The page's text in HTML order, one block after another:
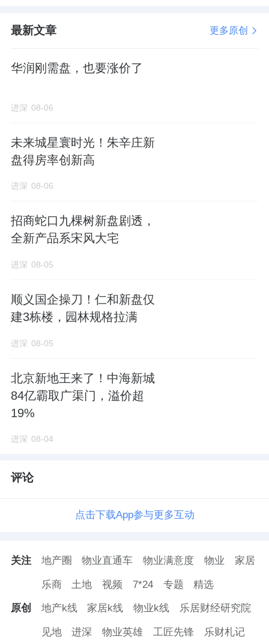
来源：进深
最新文章 更多原创
华润刚需盘，也要涨价了
进深 08-06
未来城星寰时光！朱辛庄新
盘得房率创新高
进深 08-06
招商蛇口九棵树新盘剧透，
全新产品系宋风大宅
进深 08-05
顺义国企操刀！仁和新盘仅
建3栋楼，园林规格拉满
进深 08-05
北京新地王来了！中海新城
84亿霸取广渠门，溢价超
19%
进深 08-04
评论
点击下载App参与更多互动
关注 地产圈 物业直通车 物业满意度 物业 家居
乐商 土地 视频 7*24 专题 精选
原创 地产k线 家居k线 物业k线 乐居财经研究院
见地 进深 物业英雄 工匠先锋 乐财札记